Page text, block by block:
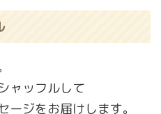
ャッフルして
ージをお届けします。